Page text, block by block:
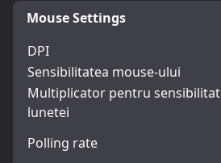
Mouse Settings
DPI
Sensibilitatea mouse-ului
Multiplicator pentru
lunetei
Polling rate